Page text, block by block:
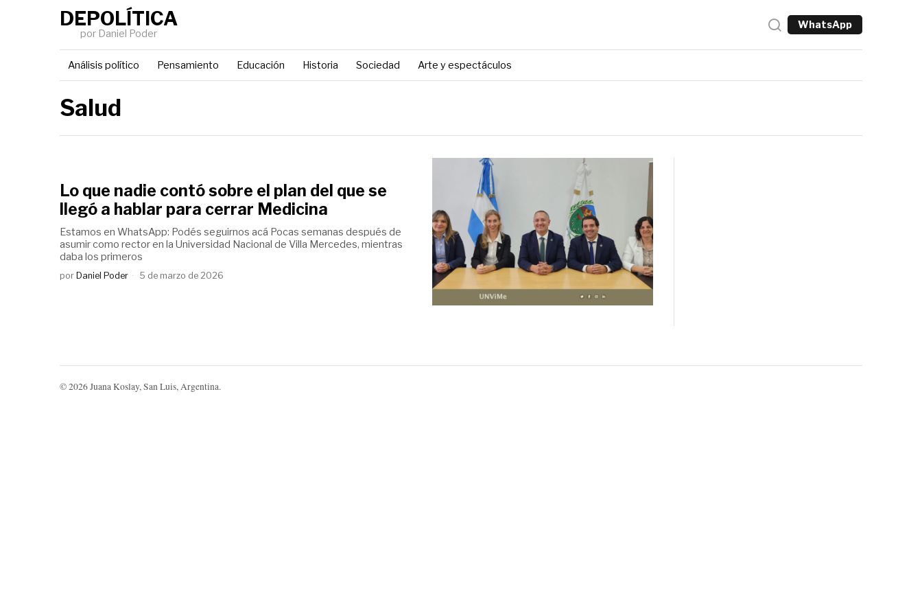
DEPOLÍTICA
por Daniel Poder
WhatsApp
Análisis político Pensamiento Educación Historia Sociedad Arte y espectáculos
Salud
Lo que nadie contó sobre el plan del que se
llegó a hablar para cerrar Medicina
Estamos en WhatsApp: Podés seguirnos acá Pocas semanas después de
asumir como rector en la Universidad Nacional de Villa Mercedes, mientras
daba los primeros
por Daniel Poder 5 de marzo de 2026
©2026Juana Koslay, San Luis, Argentina.